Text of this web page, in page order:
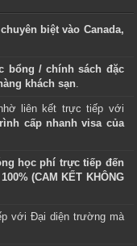
chuyên biệt vào Canada,
bổng / chính sách đặc
khách sạn.
liên kết trực tiếp với
cấp nhanh visa của
học phí trực tiếp đến
(CAM KẾT KHÔNG
với Đại diện trường mà